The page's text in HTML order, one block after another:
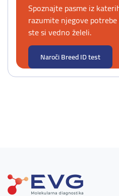
Spoznajte pasme iz
razumite njegove
ste si vedno želeli.
Naroči Breed ID test